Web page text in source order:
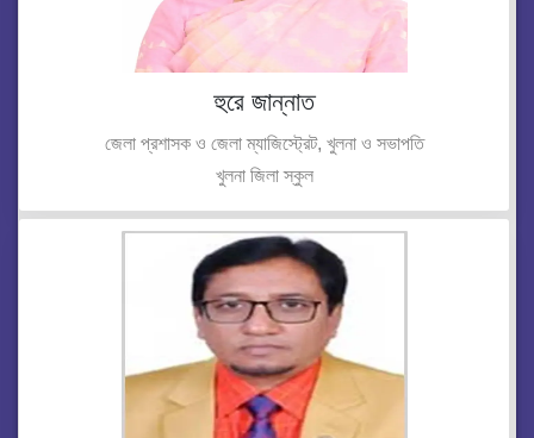
হুরে জান্নাত
জেলা প্রশাসক ও জেলা ম্যাজিস্ট্রেট, খুলনা ও সভাপতি
খুলনা জিলা স্কুল